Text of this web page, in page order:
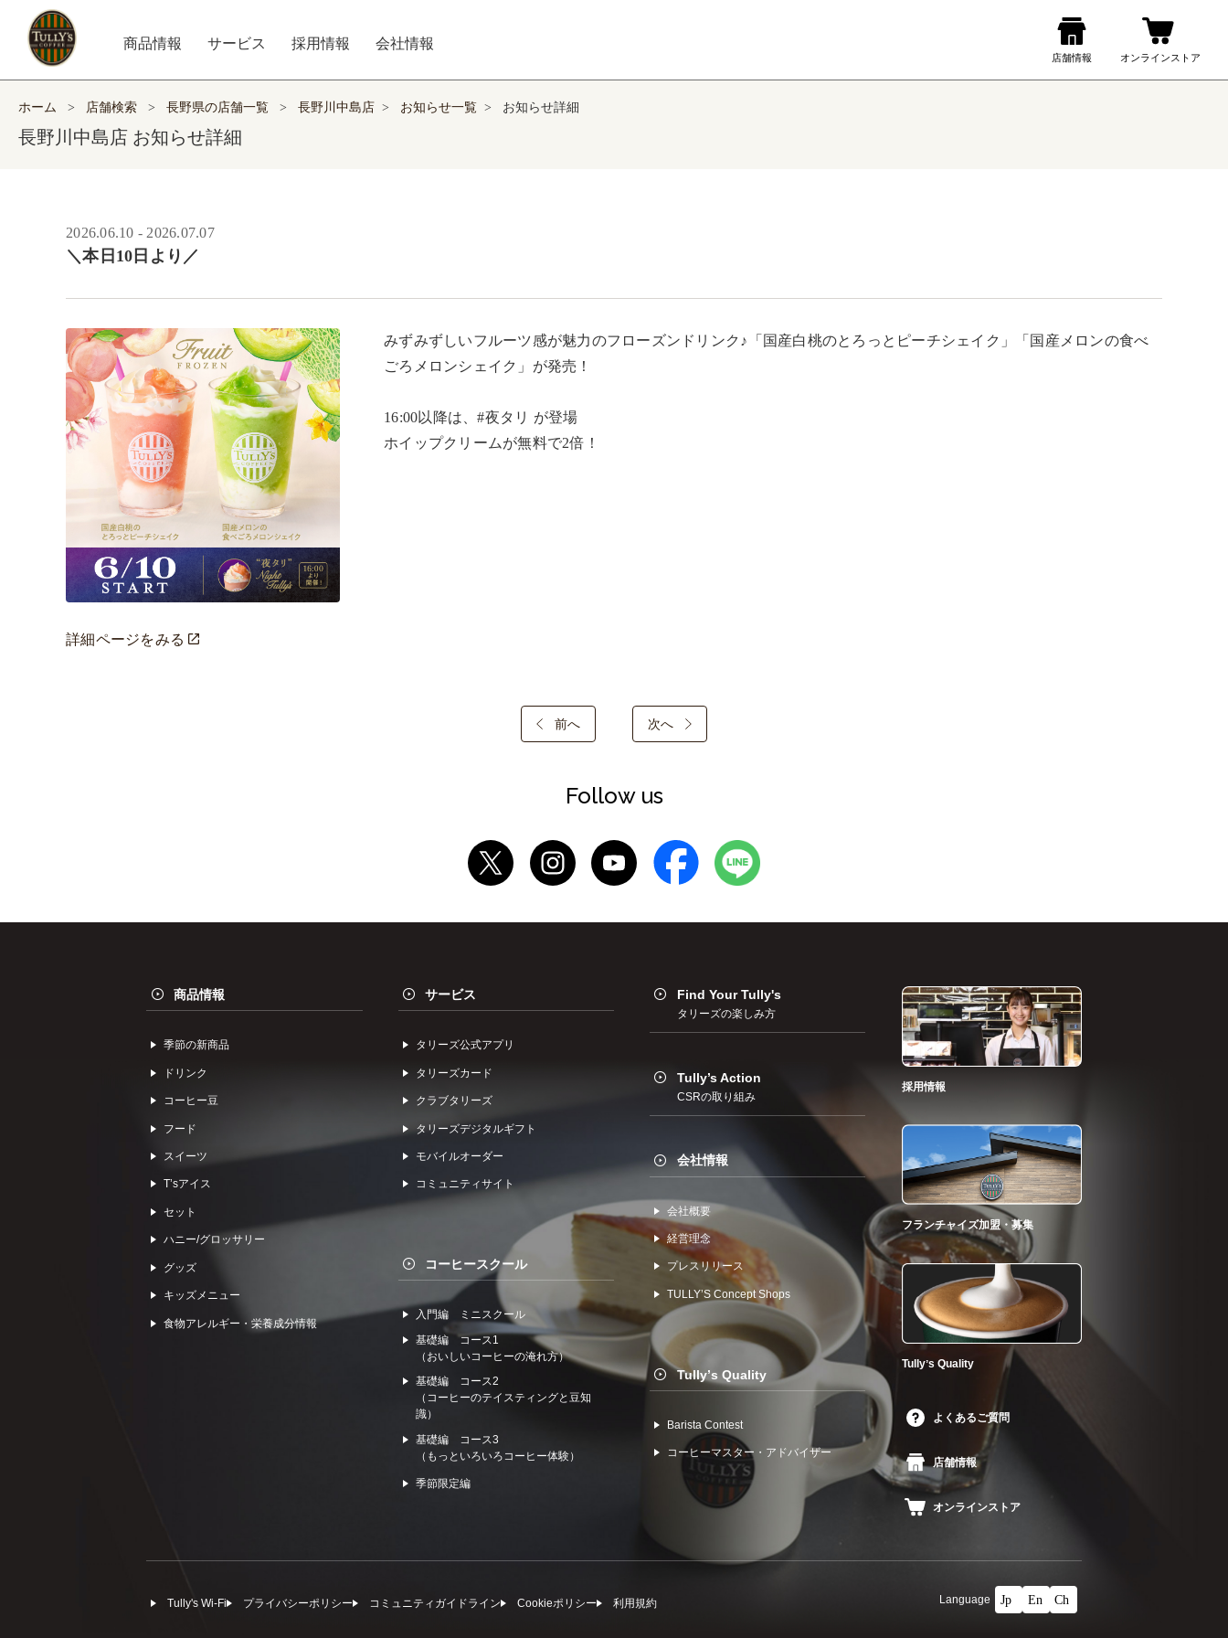
商品情報 サービス 採用情報 会社情報
ホーム > 店舗検索 > 長野県の店舗一覧 > 長野川中島店 > お知らせ一覧 > お知らせ詳細
長野川中島店 お知らせ詳細
2026.06.10 - 2026.07.07
＼本日10日より／
詳細ページをみる
みずみずしいフルーツ感が魅力のフローズンドリンク♪「国産白桃のとろっとピーチシェイク」「国産メロンの食べ
ごろメロンシェイク」が発売！
16:00以降は、#夜タリ が登場
ホイップクリームが無料で2倍！
前へ 次へ
Follow us
商品情報
季節の新商品
ドリンク
コーヒー⾖
フード
スイーツ
Tʼsアイス
セット
ハニー/グロッサリー
グッズ
キッズメニュー
食物アレルギー・栄養成分情報
サービス
タリーズ公式アプリ
タリーズカード
クラブタリーズ
タリーズデジタルギフト
モバイルオーダー
コミュニティサイト
コーヒースクール
入門編 ミニスクール
基礎編 コース1
（おいしいコーヒーの淹れ方）
基礎編 コース2
（コーヒーのテイスティングと豆知
識）
基礎編 コース3
（もっといろいろコーヒー体験）
季節限定編
Find Your Tully's
タリーズの楽しみ方
Tully’s Action
CSRの取り組み
会社情報
会社概要
経営理念
プレスリリース
TULLYʼS Concept Shops
Tullyʼs Quality
Barista Contest
コーヒーマスター・アドバイザー
採用情報
フランチャイズ加盟・募集
Tullyʼs Quality
よくあるご質問
店舗情報
オンラインストア
Tully's Wi-Fi プライバシーポリシー コミュニティガイドライン Cookieポリシー 利⽤規約 Language